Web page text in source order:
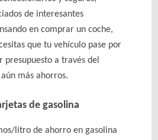
de interesantes
en comprar un coche,
que tu vehículo pase por
a través del
más ahorros.
de gasolina
litro de ahorro en gasolina